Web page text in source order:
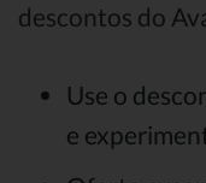
descontos do
Use o
e